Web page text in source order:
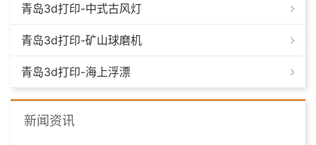
青岛3d打印-中式古风灯
青岛3d打印-矿山球磨机
青岛3d打印-海上浮漂
新闻资讯